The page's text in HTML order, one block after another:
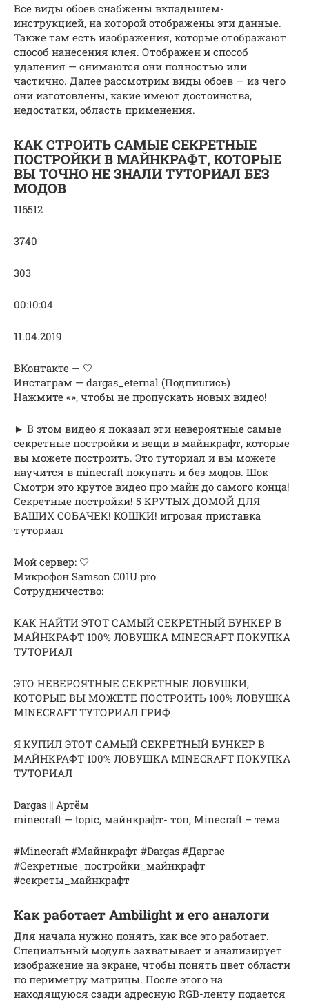
Все виды обоев снабжены вкладышем-
инструкцией, на которой отображены эти данные.
Также там есть изображения, которые отображают
способ нанесения клея. Отображен и способ
удаления — снимаются они полностью или
частично. Далее рассмотрим виды обоев — из чего
они изготовлены, какие имеют достоинства,
недостатки, область применения.
КАК СТРОИТЬ САМЫЕ СЕКРЕТНЫЕ
ПОСТРОЙКИ В МАЙНКРАФТ, КОТОРЫЕ
ВЫ ТОЧНО НЕ ЗНАЛИ ТУТОРИАЛ БЕЗ
МОДОВ
116512
3740
303
00:10:04
11.04.2019
ВКонтакте — 🤍
Инстаграм — dargas_eternal (Подпишись)
Нажмите «», чтобы не пропускать новых видео!
► В этом видео я показал эти невероятные самые
секретные постройки и вещи в майнкрафт, которые
вы можете построить. Это туториал и вы можете
научится в minecraft покупать и без модов. Шок
Смотри это крутое видео про майн до самого конца!
Секретные постройки! 5 КРУТЫХ ДОМОЙ ДЛЯ
ВАШИХ СОБАЧЕК! КОШКИ! игровая приставка
туториал
Мой сервер: 🤍
Микрофон Samson C01U pro
Сотрудничество:
КАК НАЙТИ ЭТОТ САМЫЙ СЕКРЕТНЫЙ БУНКЕР В
МАЙНКРАФТ 100% ЛОВУШКА MINECRAFT ПОКУПКА
ТУТОРИАЛ
ЭТО НЕВЕРОЯТНЫЕ СЕКРЕТНЫЕ ЛОВУШКИ,
КОТОРЫЕ ВЫ МОЖЕТЕ ПОСТРОИТЬ 100% ЛОВУШКА
MINECRAFT ТУТОРИАЛ ГРИФ
Я КУПИЛ ЭТОТ САМЫЙ СЕКРЕТНЫЙ БУНКЕР В
МАЙНКРАФТ 100% ЛОВУШКА MINECRAFT ПОКУПКА
ТУТОРИАЛ
Dargas || Артём
minecraft — topic, майнкрафт- топ, Minecraft – тема
#Minecraft #Майнкрафт #Dargas #Даргас
#Секретные_постройки_майнкрафт
#секреты_майнкрафт
Как работает Ambilight и его аналоги
Для начала нужно понять, как все это работает.
Специальный модуль захватывает и анализирует
изображение на экране, чтобы понять цвет области
по периметру матрицы. После этого на
находящуюся сзади адресную RGB-ленту подается